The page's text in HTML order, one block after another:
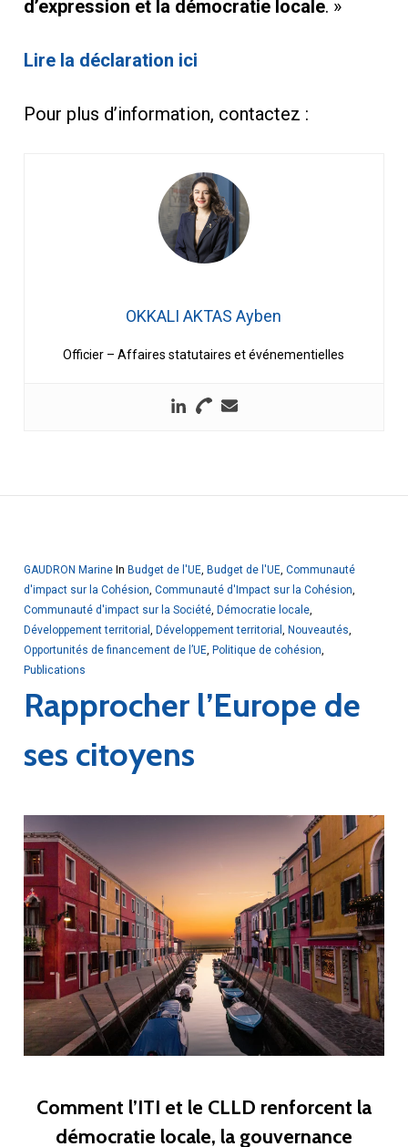
d’expression et la démocratie locale. »
Lire la déclaration ici
Pour plus d’information, contactez :
OKKALI AKTAS Ayben
Officier – Affaires statutaires et événementielles
GAUDRON Marine In Budget de l'UE, Budget de l'UE, Communauté
d'impact sur la Cohésion Communauté d'Impact sur la Cohésion
Communauté d'impact sur la Société, Démocratie locale,
Développement territorial
Développement territorial Nouveautés
Opportunités de financement de l’UE, Politique de cohésion
Publications
Rapprocher l’Europe de
ses citoyens
Comment l’ITI et le CLLD renforcent la
démocratie locale, la gouvernance